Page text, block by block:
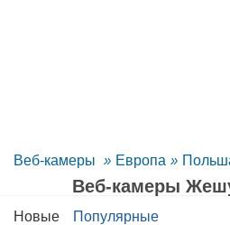
Веб-камеры » Европа »
Веб-камеры
Новые Популярные